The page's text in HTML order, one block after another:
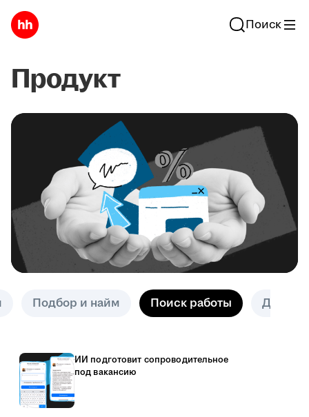
Поиск
Продукт
Подбор и найм Поиск работы Другое
ИИ подготовит сопроводительное
под вакансию